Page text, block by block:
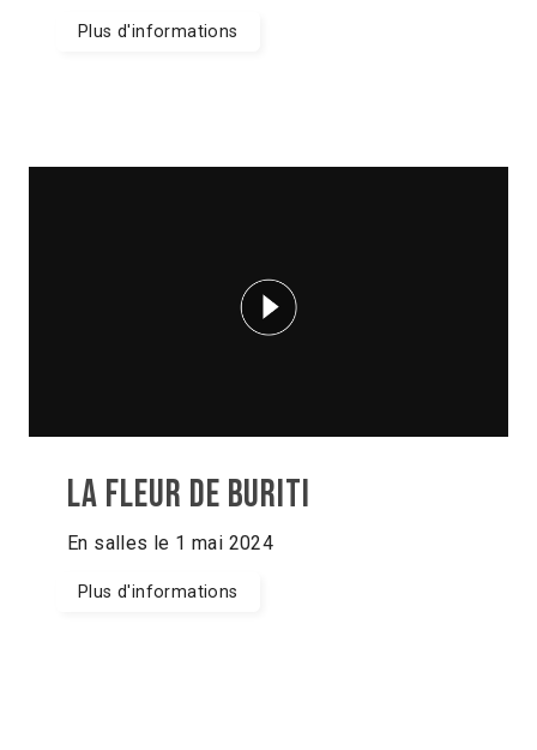
Plus d'informations
La Fleur de Buriti
En salles le 1 mai 2024
Plus d'informations